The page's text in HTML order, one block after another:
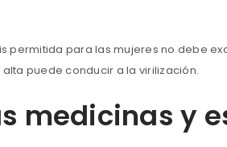
permitida para las mujeres no debe
puede conducir a la virilización.
medicinas y